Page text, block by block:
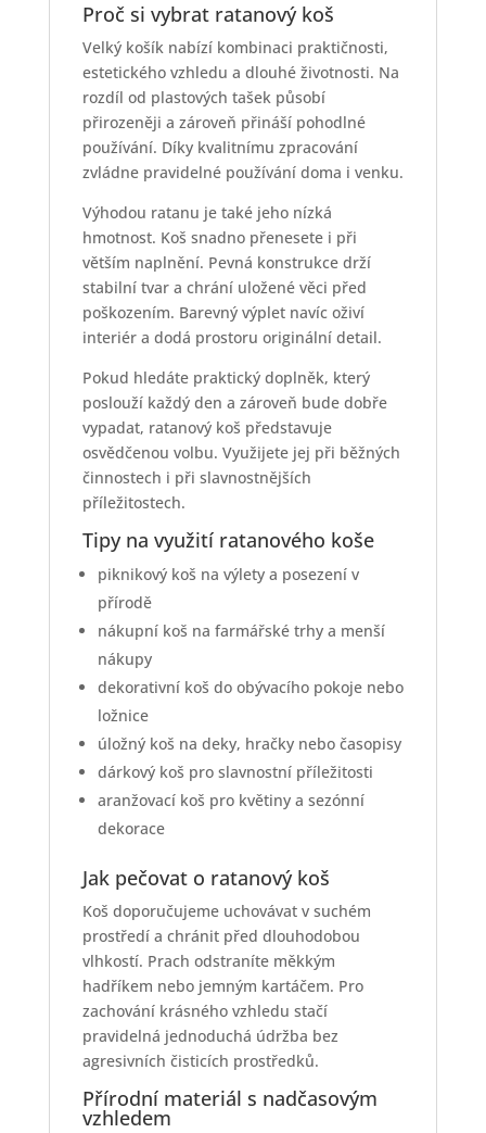
Proč si vybrat ratanový koš
Velký košík nabízí kombinaci praktičnosti,
estetického vzhledu a dlouhé životnosti. Na
rozdíl od plastových tašek působí
přirozeněji a zároveň přináší pohodlné
používání. Díky kvalitnímu zpracování
zvládne pravidelné používání doma i venku.
Výhodou ratanu je také jeho nízká
hmotnost. Koš snadno přenesete i při
větším naplnění. Pevná konstrukce drží
stabilní tvar a chrání uložené věci před
poškozením. Barevný výplet navíc oživí
interiér a dodá prostoru originální detail.
Pokud hledáte praktický doplněk, který
poslouží každý den a zároveň bude dobře
vypadat, ratanový koš představuje
osvědčenou volbu. Využijete jej při běžných
činnostech i při slavnostnějších
příležitostech.
Tipy na využití ratanového koše
piknikový koš na výlety a posezení v
přírodě
nákupní koš na farmářské trhy a menší
nákupy
dekorativní koš do obývacího pokoje nebo
ložnice
úložný koš na deky, hračky nebo časopisy
dárkový koš pro slavnostní příležitosti
aranžovací koš pro květiny a sezónní
dekorace
Jak pečovat o ratanový koš
Koš doporučujeme uchovávat v suchém
prostředí a chránit před dlouhodobou
vlhkostí. Prach odstraníte měkkým
hadříkem nebo jemným kartáčem. Pro
zachování krásného vzhledu stačí
pravidelná jednoduchá údržba bez
agresivních čisticích prostředků.
Přírodní materiál s nadčasovým
vzhledem